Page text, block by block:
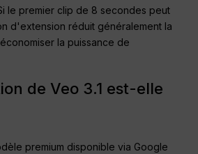
le premier clip de 8 secondes peut
d'extension réduit généralement la
la puissance de
de Veo 3.1 est-elle
premium disponible via Google